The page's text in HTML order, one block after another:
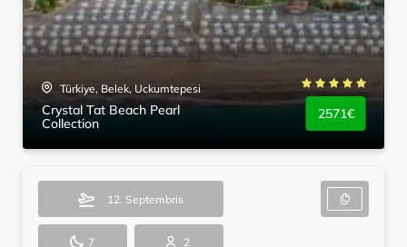
Türkiye, Belek, Uckumtepesi
Crystal Tat Beach Pearl
Collection
2571€
12. Septembris
7 2